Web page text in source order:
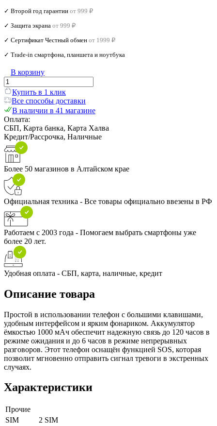
✓ Второй год гарантии от 999 ₽
✓ Защита экрана от 999 ₽
✓ Сертификат Честный обмен от 1999 ₽
✓ Trade‑in смартфона, планшета и ноутбука
В корзину
Купить в 1 клик
Все способы доставки
В наличии в 41 магазине
Оплата:
СБП, Карта банка, Карта Халва
Кредит/Рассрочка, Наличные
Более 50 магазинов в Алтайском крае
Официальная техника - Все товары официально ввезены в РФ
Работаем с 2003 года - Помогаем выбрать смартфоны уже
более 20 лет.
Удобная оплата - СБП, карта, наличные, кредит
Описание товара
Простой в использовании телефон с большими клавишами,
удобным интерфейсом и ярким фонариком. Аккумулятор
ёмкостью 1000 мАч обеспечит надежную связь до 120 часов в
режиме ожидания и до 6 часов в режиме непрерывных
разговоров. Этот телефон оснащён функцией SOS, которая
позволит мгновенно отправить сигнал тревоги в экстренных
случаях.
Характеристики
Прочие
SIM
2 SIM